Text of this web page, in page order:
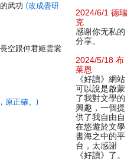
武功 (改成盡研
空跟仲君姬雲裳
原正確。)
2024/6/1 德瑞
克
感谢你无私的
分享。
2024/5/18 布
莱恩
《好讀》網站
可以說是啟蒙
了我對文學的
興趣，一個提
供了我自由自
在悠遊於文學
書海之中的平
台，太感謝
《好讀》了。